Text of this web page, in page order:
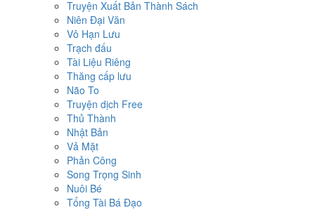
Truyện Xuất Bản Thành Sách
Niên Đại Văn
Vô Hạn Lưu
Trạch đấu
Tài Liệu Riêng
Thăng cấp lưu
Não To
Truyện dịch Free
Thủ Thành
Nhật Bản
Vả Mặt
Phản Công
Song Trọng Sinh
Nuôi Bé
Tổng Tài Bá Đạo